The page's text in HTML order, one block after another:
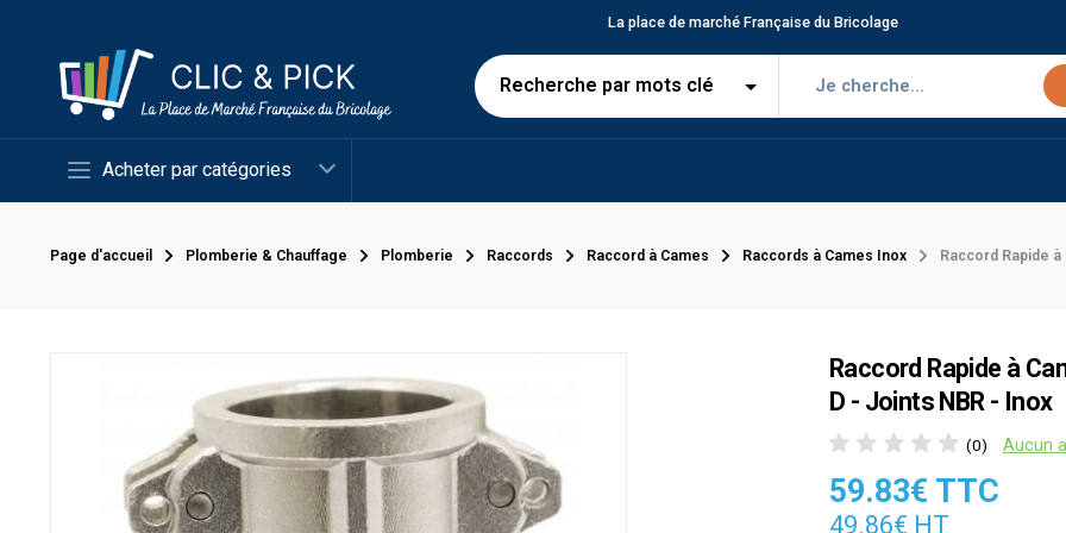
La place de marché Française du Bricolage
Acheter par catégories
Page d'accueil Plomberie & Chauffage Plomberie Raccords Raccord à Cames Raccords à Cames Inox Raccord Rapide
Raccord Rapide à
D - Joints NBR - Inox
(0) Aucun
59.83€ TTC
49.86€ HT